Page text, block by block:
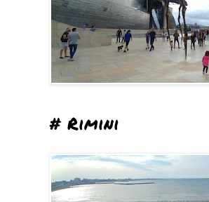
# Rimini